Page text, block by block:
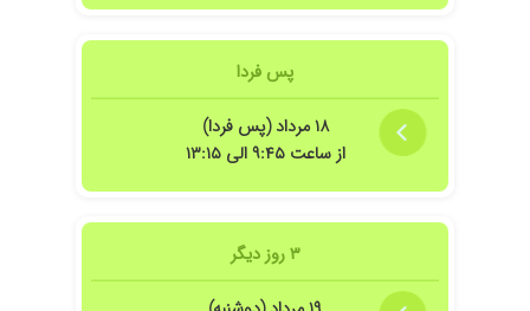
نخاع مراجعه کردم و خیلی راضی بودم دکتر خیلی
خیلی خوبی هستند خوش برخورد مهربون و....
عدم رضایت
عدم رضایت
مشکل دیسک کمر داشتم چند جلسه طب سوزنی
برام انجام دادن خیلی خوب شدم
پس فردا
۱۸ مرداد (پس فردا)
از ساعت ۹:۴۵ الی ۱۳:۱۵
۳ روز دیگر